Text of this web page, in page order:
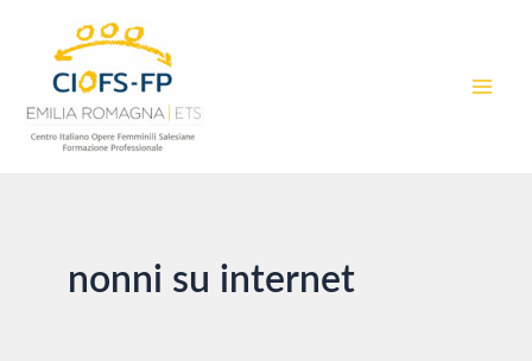
contenuto
nonni su internet